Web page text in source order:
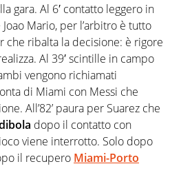
gara. Al 6′ contatto leggero in
Mario, per l’arbitro è tutto
che ribalta la decisione: è rigore
Al 39′ scintille in campo
vengono richiamati
di Miami con Messi che
All’82’ paura per Suarez che
dopo il contatto con
viene interrotto. Solo dopo
il recupero Miami-Porto